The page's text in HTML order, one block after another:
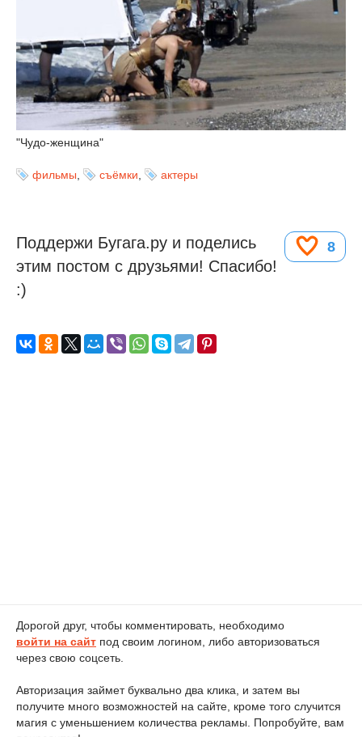
"Чудо-женщина"
фильмы съёмки актеры
8
Поддержи Бугага.ру и поделись
этим постом с друзьями! Спасибо!
:)
Дорогой друг, чтобы комментировать, необходимо
войти на сайт под своим логином, либо авторизоваться
через свою соцсеть.
Авторизация займет буквально два клика, и затем вы
получите много возможностей на сайте, кроме того случится
магия с уменьшением количества рекламы. Попробуйте, вам